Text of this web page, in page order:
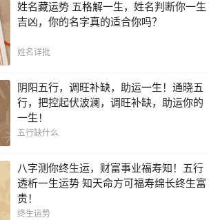
姓名藏运势 五格解一生，姓名判断你一生
吉凶，你的名字真的适合你吗？
姓名详批
阴阳五行，调旺补缺，助运一生！通晓五
行，把控起伏波澜，调旺补缺，助运你的
一生！
五行缺什么
八字测你终生运，财富事业福寿知！五行
透析一生运势 知天命方可福寿绵长终生富
贵！
终生运势